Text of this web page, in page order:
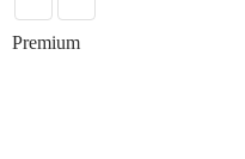
Premium